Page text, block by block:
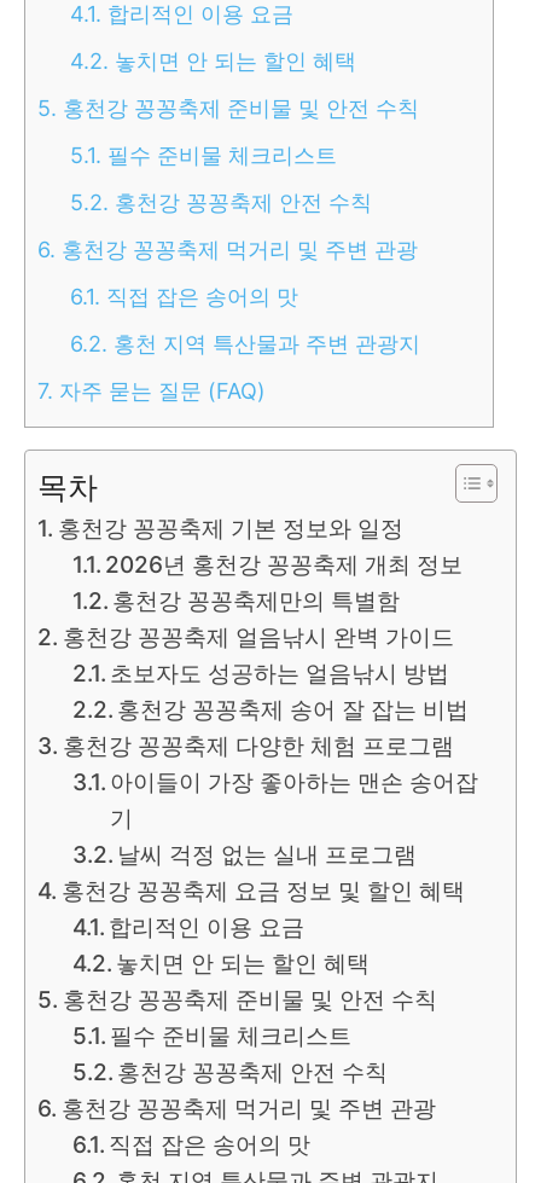
4.1. 합리적인 이용 요금
4.2. 놓치면 안 되는 할인 혜택
5. 홍천강 꽁꽁축제 준비물 및 안전 수칙
5.1. 필수 준비물 체크리스트
5.2. 홍천강 꽁꽁축제 안전 수칙
6. 홍천강 꽁꽁축제 먹거리 및 주변 관광
6.1. 직접 잡은 송어의 맛
6.2. 홍천 지역 특산물과 주변 관광지
7. 자주 묻는 질문 (FAQ)
목차
홍천강 꽁꽁축제 기본 정보와 일정
2026년 홍천강 꽁꽁축제 개최 정보
홍천강 꽁꽁축제만의 특별함
홍천강 꽁꽁축제 얼음낚시 완벽 가이드
초보자도 성공하는 얼음낚시 방법
홍천강 꽁꽁축제 송어 잘 잡는 비법
홍천강 꽁꽁축제 다양한 체험 프로그램
아이들이 가장 좋아하는 맨손 송어잡
기
날씨 걱정 없는 실내 프로그램
홍천강 꽁꽁축제 요금 정보 및 할인 혜택
합리적인 이용 요금
놓치면 안 되는 할인 혜택
홍천강 꽁꽁축제 준비물 및 안전 수칙
필수 준비물 체크리스트
홍천강 꽁꽁축제 안전 수칙
홍천강 꽁꽁축제 먹거리 및 주변 관광
직접 잡은 송어의 맛